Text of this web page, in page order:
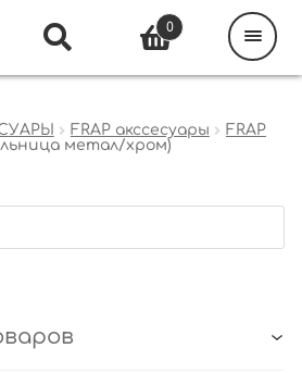
FRAP акссесуары
FRAP
метал/хром)
0